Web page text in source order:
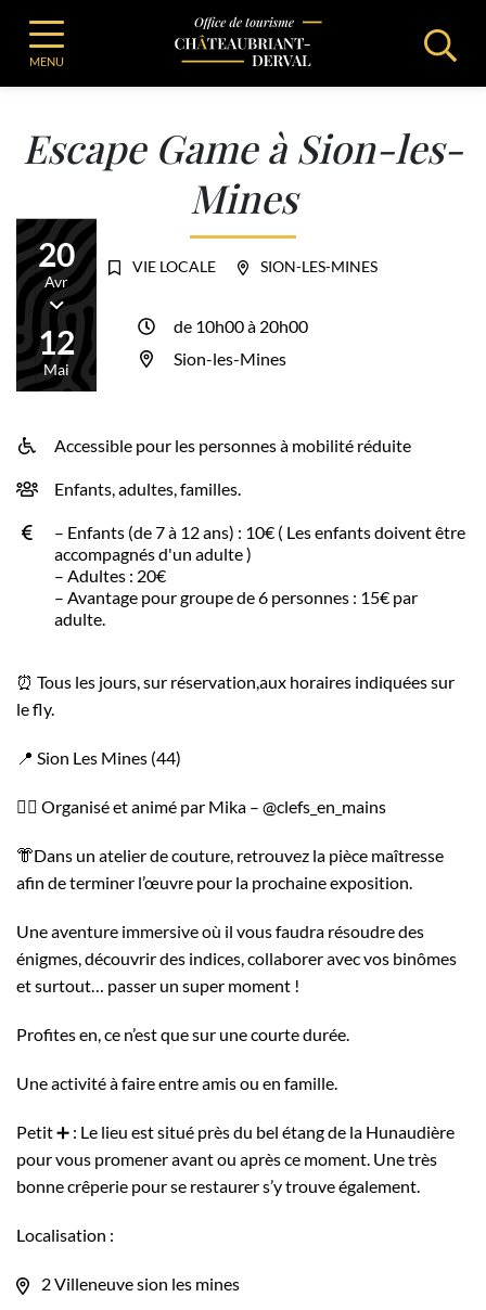
contenu
MENU Office de Tourisme - Châteaubriant-
Office de Tourisme de Chateaubriant
Agenda
Escape Game à Sion-les-Mines
Escape Game à Sion-les-
Mines
VIE LOCALE SION-LES-MINES
Du
20
Avr
12
Mai
de 10h00 à 20h00
Sion-les-Mines
INFOS UTILES
Accessible pour les personnes à mobilité réduite
Enfants, adultes, familles.
– Enfants (de 7 à 12 ans) : 10€ ( Les enfants doivent être
accompagnés d'un adulte )
– Adultes : 20€
– Avantage pour groupe de 6 personnes : 15€ par
adulte.
⏰️ Tous les jours, sur réservation,aux horaires indiquées sur
le fly.
📍 Sion Les Mines (44)
🕵‍♂️ Organisé et animé par Mika – @clefs_en_mains
👘Dans un atelier de couture, retrouvez la pièce maîtresse
afin de terminer l’œuvre pour la prochaine exposition.
Une aventure immersive où il vous faudra résoudre des
énigmes, découvrir des indices, collaborer avec vos binômes
et surtout… passer un super moment !
Profites en, ce n’est que sur une courte durée.
Une activité à faire entre amis ou en famille.
Petit ➕️ : Le lieu est situé près du bel étang de la Hunaudière
pour vous promener avant ou après ce moment. Une très
bonne crêperie pour se restaurer s’y trouve également.
Localisation :
2 Villeneuve sion les mines